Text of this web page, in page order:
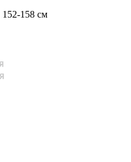
152-158 см